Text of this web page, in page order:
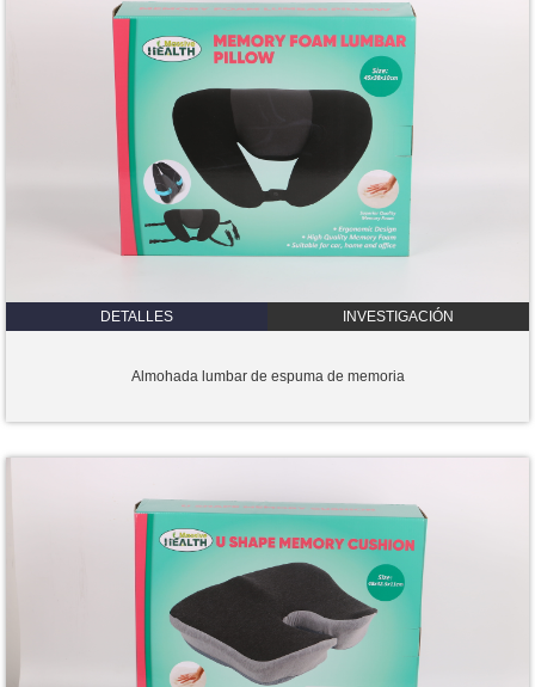
DETALLES INVESTIGACIÓN
Almohada lumbar de espuma de memoria